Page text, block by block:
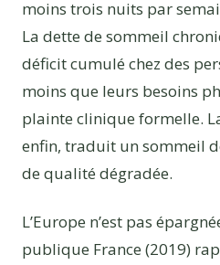
moins trois nuits par
La dette de sommeil
déficit cumulé chez des
moins que leurs besoins
plainte clinique formelle.
enfin, traduit un sommeil
de qualité dégradée.
L’Europe n’est pas
publique France (2019)